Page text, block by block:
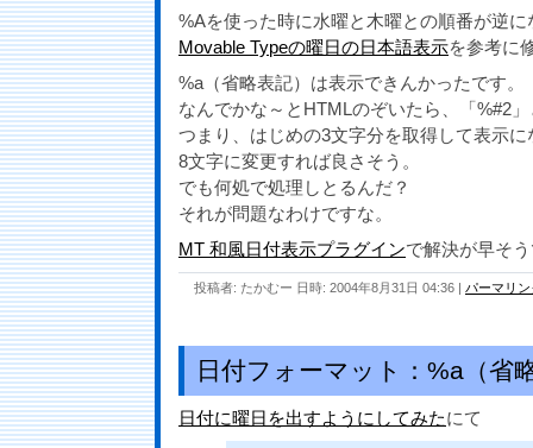
%Aを使った時に水曜と木曜との順番が逆に
Movable Typeの曜日の日本語表示を参考に
%a（省略表記）は表示できんかったです。
なんでかな～とHTMLのぞいたら、「%#2
つまり、はじめの3文字分を取得して表示
8文字に変更すれば良さそう。
でも何処で処理しとるんだ？
それが問題なわけですな。
MT 和風日付表示プラグインで解決が早そ
投稿者: たかむー 日時: 2004年8月31日 04:36 | パーマリン
日付フォーマット：%a（省
日付に曜日を出すようにしてみたにて